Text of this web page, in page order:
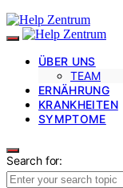
ÜBER UNS
TEAM
ERNÄHRUNG
KRANKHEITEN
SYMPTOME
Search for: